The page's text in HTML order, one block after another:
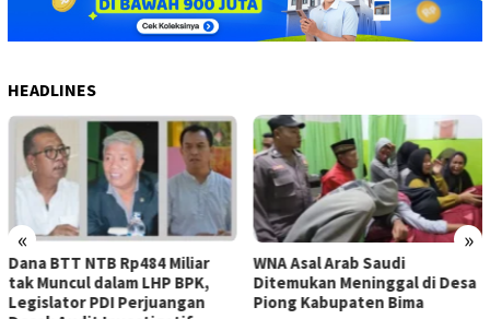
HEADLINES
« »
WNA Asal Arab Saudi
Ditemukan Meninggal di Desa
Piong Kabupaten Bima
Sejumlah Pekerja Dapur MBG
di Kabupaten Bima Dilaporkan
Positif Hepatitis, Puskesmas